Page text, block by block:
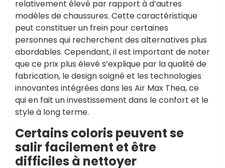
relativement élevé par rapport à d’autres
modèles de chaussures. Cette caractéristique
peut constituer un frein pour certaines
personnes qui recherchent des alternatives plus
abordables. Cependant, il est important de noter
que ce prix plus élevé s’explique par la qualité de
fabrication, le design soigné et les technologies
innovantes intégrées dans les Air Max Thea, ce
qui en fait un investissement dans le confort et le
style à long terme.
Certains coloris peuvent se
salir facilement et être
difficiles à nettoyer